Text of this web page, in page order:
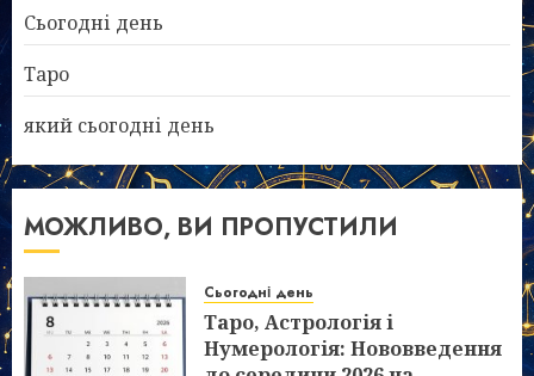
Сьогодні день
Таро
який сьогодні день
МОЖЛИВО, ВИ ПРОПУСТИЛИ
Сьогодні день
Таро, Астрологія і
Нумерологія: Нововведення